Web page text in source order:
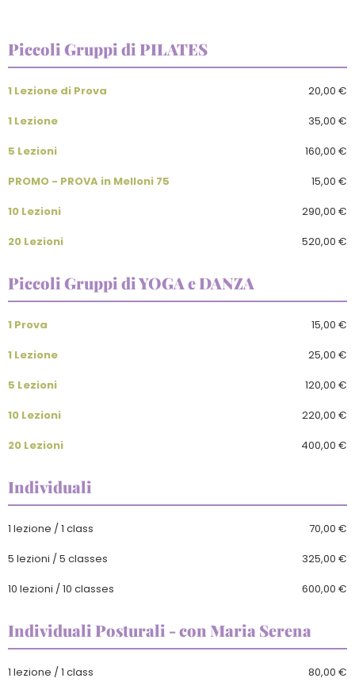
Piccoli Gruppi di PILATES
1 Lezione di Prova
20,00 €
1 Lezione
35,00 €
5 Lezioni
160,00 €
PROMO - PROVA in Melloni 75
15,00 €
10 Lezioni
290,00 €
20 Lezioni
520,00 €
Piccoli Gruppi di YOGA e DANZA
1 Prova
15,00 €
1 Lezione
25,00 €
5 Lezioni
120,00 €
10 Lezioni
220,00 €
20 Lezioni
400,00 €
Individuali
1 lezione / 1 class
70,00 €
5 lezioni / 5 classes
325,00 €
10 lezioni / 10 classes
600,00 €
Individuali Posturali - con Maria Serena
1 lezione / 1 class
80,00 €